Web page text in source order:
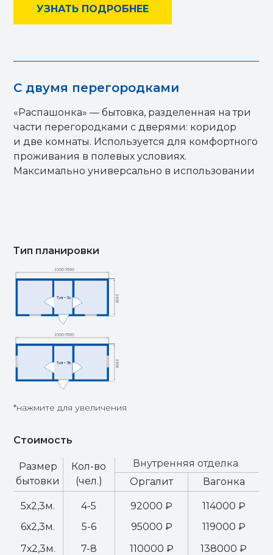
УЗНАТЬ ПОДРОБНЕЕ
С двумя перегородками
«Распашонка» — бытовка, разделенная на три
части перегородками с дверями: коридор
и две комнаты. Используется для комфортного
проживания в полевых условиях.
Максимально универсально в использовании
Тип планировки
Стоимость
Размер
бытовки
Кол-во
(чел.)
Внутренняя отделка
Оргалит
Вагонка
5х2,3м.
6х2,3м.
7х2,3м.
4-5
5-6
7-8
92000 ₽
95000 ₽
110000 ₽
114000 ₽
119000 ₽
138000 ₽
*нажмите для увеличения